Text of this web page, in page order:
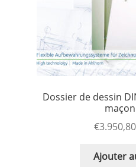
Dossier de dessin
€3.950,80
Ajouter